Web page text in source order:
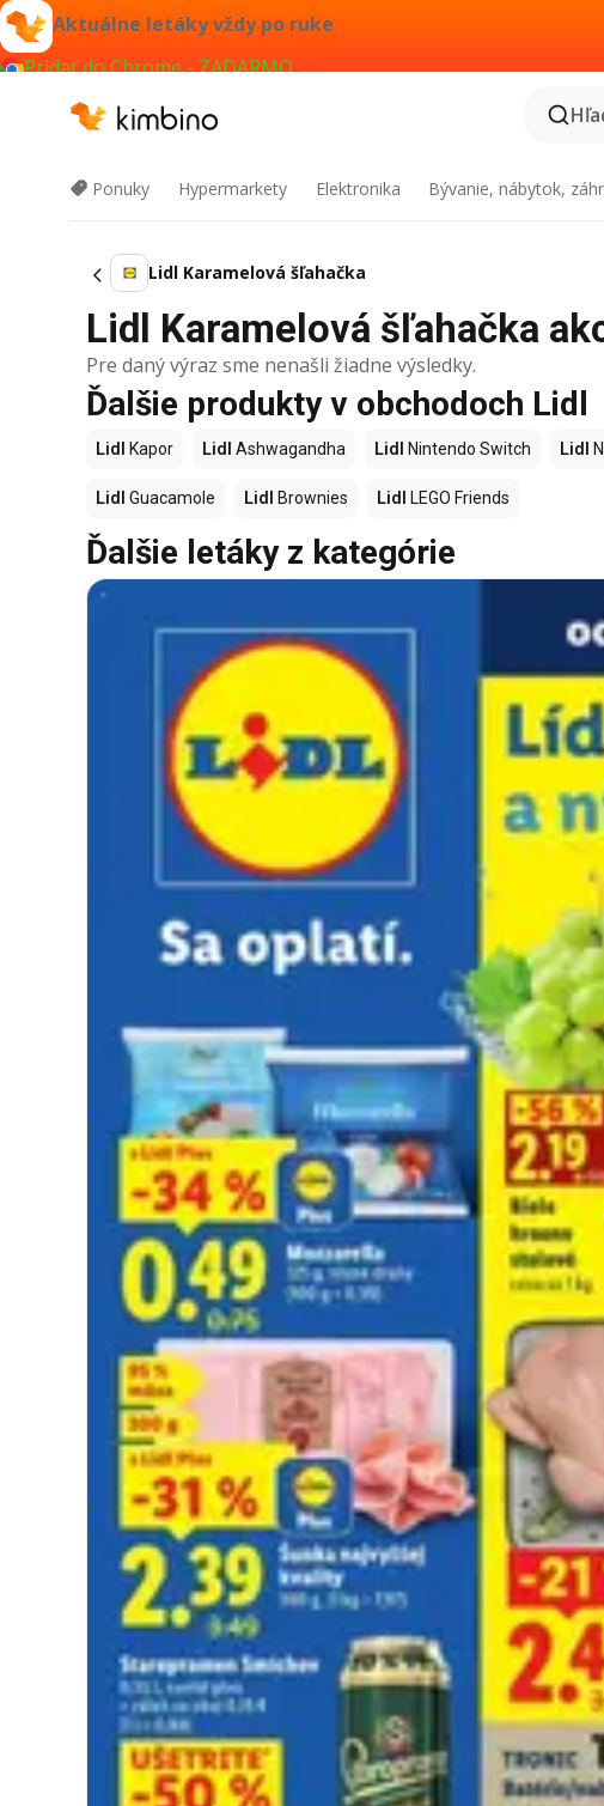
Aktuálne letáky vždy po ruke
Pridať do Chrome - ZADARMO
Ponuky Hypermarkety Elektronika Bývanie, nábytok,
Lidl Karamelová šľahačka
Lidl Karamelová šľahačka
Pre daný výraz sme nenašli žiadne výsledky.
Ďalšie produkty v obchodoch Lidl
Lidl Kapor Lidl Ashwagandha Lidl Nintendo Switch Lidl
Lidl Guacamole Lidl Brownies Lidl LEGO Friends
Ďalšie letáky z kategórie